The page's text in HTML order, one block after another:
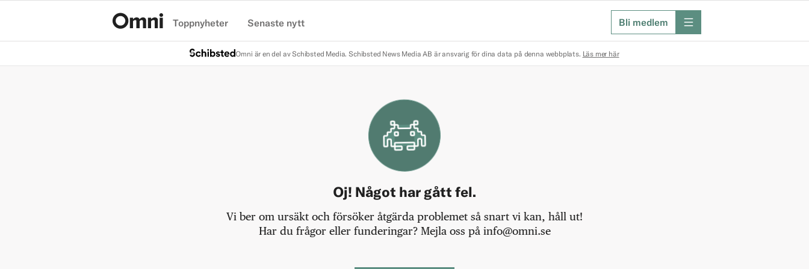
Toppnyheter Senaste nytt Bli medlem meny
Omni är en del av Schibsted Media. Schibsted News Media AB är ansvarig för dina data på denna webbplats. Läs mer här
Oj! Något har gått fel.
Vi ber om ursäkt och försöker åtgärda problemet så snart vi kan, håll ut!
Har du frågor eller funderingar? Mejla oss på info@omni.se